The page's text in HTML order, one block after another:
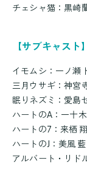
チェシャ猫：黒崎
【サブキャスト】
イモムシ：一ノ瀬
三月ウサギ：神宮
眠りネズミ：愛島
ハートのA：一十
ハートの7：来栖 翔
ハートのJ：美風 藍
アルバート・リド